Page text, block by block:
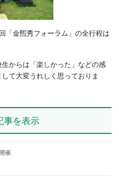
「金煕秀フォーラム」の全行程は
からは「楽しかった」などの感
て大変うれしく思っておりま
事を表示
催